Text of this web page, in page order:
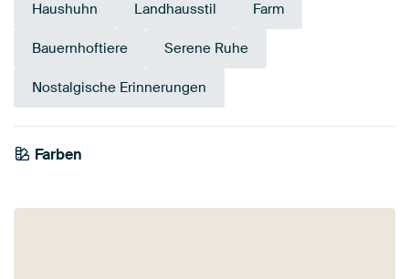
Haushuhn Landhausstil Farm
Bauernhoftiere Serene Ruhe
Nostalgische Erinnerungen
Farben
Taupe
Terrakotta